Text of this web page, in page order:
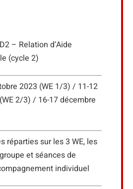
– Relation d’Aide
(cycle 2)
2023 (WE 1/3) / 11-12
2/3) / 16-17 décembre
réparties sur les 3 WE, les
et séances de
individuel